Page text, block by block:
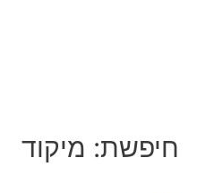
חיפשת: מיקוד